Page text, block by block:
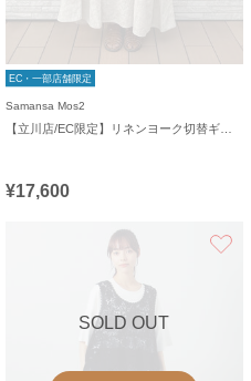
EC・一部店舗限定
Samansa Mos2
¥17,600
SOLD OUT